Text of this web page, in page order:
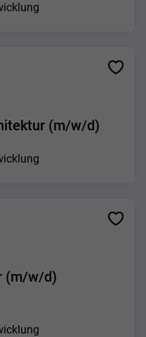
(m/w/d)
(m/w/d)